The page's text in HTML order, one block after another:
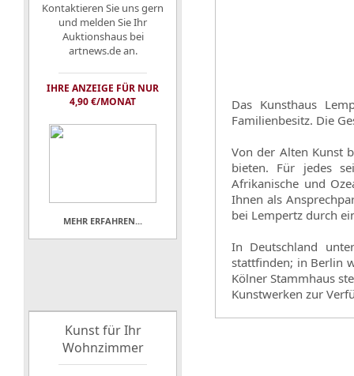
Das Kunsthaus
Familienbesitz. Die
Von der Alten Kunst
bieten. Für jedes
Afrikanische und
Ihnen als
bei Lempertz durch
In Deutschland
stattfinden; in Berlin
Kölner Stammhaus
Kunstwerken zur
Kontaktieren Sie uns gern
und melden Sie Ihr
Auktionshaus bei
artnews.de an.
IHRE ANZEIGE FÜR NUR
4,90 €/MONAT
MEHR ERFAHREN...
Kunst für Ihr
Wohnzimmer